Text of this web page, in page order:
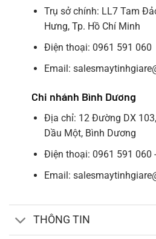
Trụ sở chính: LL7 Tam
Hưng, Tp. Hồ Chí Minh
Điện thoại: 0961 591 060
Email:
Chi nhánh Bình Dương
Địa chỉ: 12 Đường DX
Dầu Một, Bình Dương
Điện thoại: 0961 591 060
Email:
THÔNG TIN